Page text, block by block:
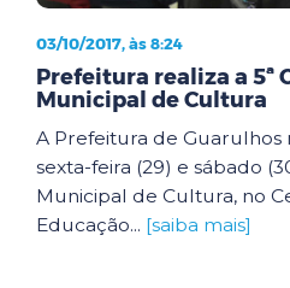
03/10/2017, às 8:24
Prefeitura realiza a 5ª
Municipal de Cultura
A Prefeitura de Guarulhos
sexta-feira (29) e sábado
Municipal de Cultura, no
Educação... [saiba mais]